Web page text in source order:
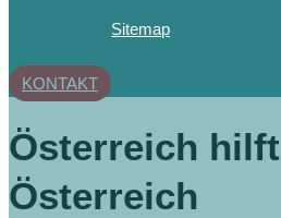
Sitemap
KONTAKT
Österreich hilft
Österreich